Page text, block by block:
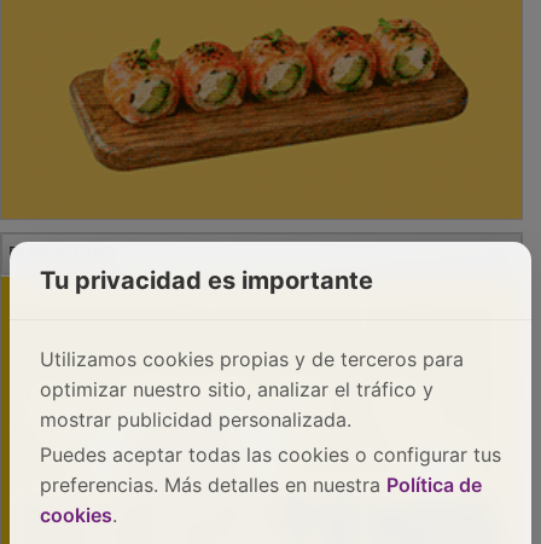
PUBLICIDAD
Tu privacidad es importante
Utilizamos cookies propias y de terceros para
optimizar nuestro sitio, analizar el tráfico y
mostrar publicidad personalizada.
Puedes aceptar todas las cookies o configurar tus
preferencias. Más detalles en nuestra Política de
cookies.